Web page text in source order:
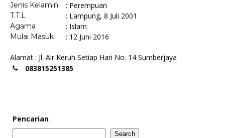
Jenis Kelamin : Perempuan
T.T.L : Lampung, 8 Juli 2001
Agama : Islam
Mulai Masuk : 12 Juni 2016
Alamat : Jl. Air Keruh Setiap Hari No. 14 Sumberjaya
083815251385
Pencarian
Search